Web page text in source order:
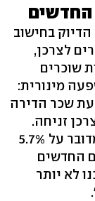
החדשים
בחישוב
לצרכן,
שוכרים
מינורית:
שכר הדירה
זניחה.
מסקנה זאת מוסברת בין השאר בכך שמדובר על 5.7%
החדשים
לא יותר